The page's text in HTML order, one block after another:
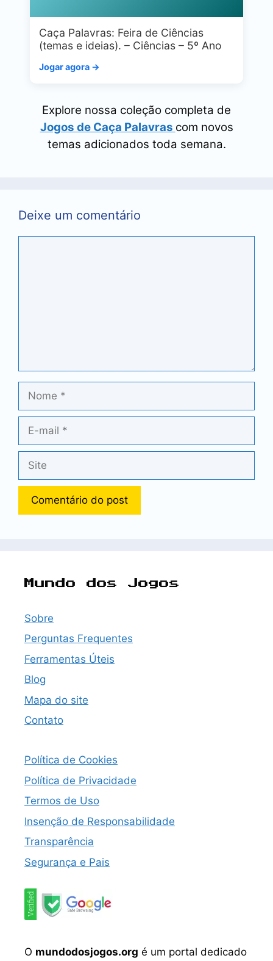
Caça Palavras: Feira de Ciências
(temas e ideias). – Ciências – 5º Ano
Jogar agora →
Explore nossa coleção completa de
Jogos de Caça Palavras com novos
temas adicionados toda semana.
Deixe um comentário
mail
Mundo dos Jogos
Sobre
Perguntas Frequentes
Ferramentas Úteis
Blog
Mapa do site
Contato
Política de Cookies
Política de Privacidade
Termos de Uso
Insenção de Responsabilidade
Transparência
Segurança e Pais
O mundodosjogos.org é um portal dedicado